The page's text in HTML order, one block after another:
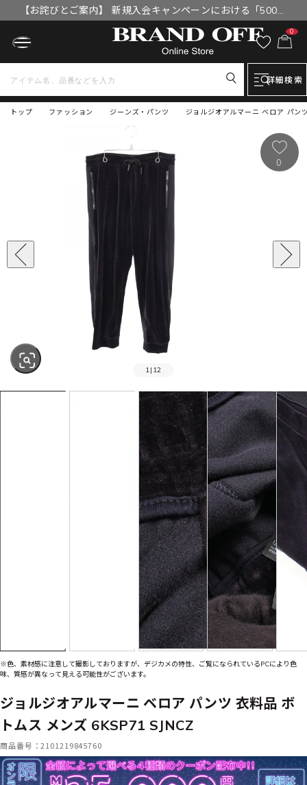
【お詫びとご案内】 新規入会キャンペーンにおける「500円
OFFクーポン」付与漏れと補填について
0
詳細検索
トップ ジョルジオアルマーニ ベロア パ
ファッション ジーンズ・パンツ
SOLD OUT
1 | 12
0
※色、素材感に注意して撮影しておりますが、デジカメの特性、ご覧になられているPCにより色
味、質感が異なって見える可能性がございます。
ジョルジオアルマーニ ベロア パンツ 衣料品 ボ
トムス メンズ 6KSP71 SJNCZ
商品番号：2101219845760